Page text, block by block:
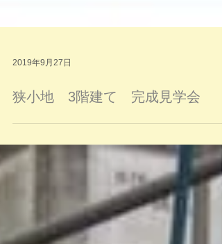
2019年9月27日
狭小地 3階建て 完成見学会